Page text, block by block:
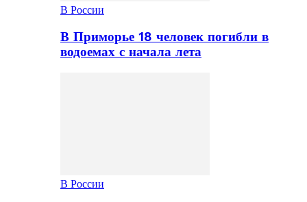
В России
В Приморье 18 человек погибли в
водоемах с начала лета
В России